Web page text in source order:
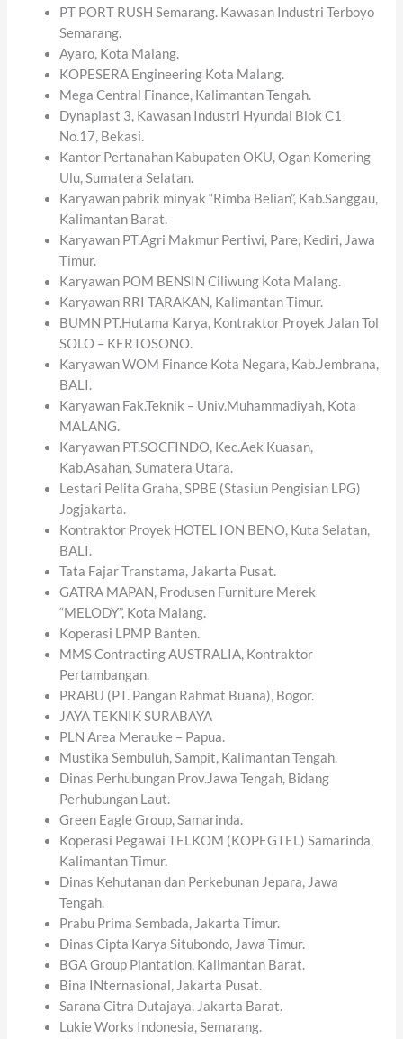
PT PORT RUSH Semarang. Kawasan Industri Terboyo
Semarang.
Ayaro, Kota Malang.
KOPESERA Engineering Kota Malang.
Mega Central Finance, Kalimantan Tengah.
Dynaplast 3, Kawasan Industri Hyundai Blok C1
No.17, Bekasi.
Kantor Pertanahan Kabupaten OKU, Ogan Komering
Ulu, Sumatera Selatan.
Karyawan pabrik minyak “Rimba Belian”, Kab.Sanggau,
Kalimantan Barat.
Karyawan PT.Agri Makmur Pertiwi, Pare, Kediri, Jawa
Timur.
Karyawan POM BENSIN Ciliwung Kota Malang.
Karyawan RRI TARAKAN, Kalimantan Timur.
BUMN PT.Hutama Karya, Kontraktor Proyek Jalan Tol
SOLO – KERTOSONO.
Karyawan WOM Finance Kota Negara, Kab.Jembrana,
BALI.
Karyawan Fak.Teknik – Univ.Muhammadiyah, Kota
MALANG.
Karyawan PT.SOCFINDO, Kec.Aek Kuasan,
Kab.Asahan, Sumatera Utara.
Lestari Pelita Graha, SPBE (Stasiun Pengisian LPG)
Jogjakarta.
Kontraktor Proyek HOTEL ION BENO, Kuta Selatan,
BALI.
Tata Fajar Transtama, Jakarta Pusat.
GATRA MAPAN, Produsen Furniture Merek
“MELODY”, Kota Malang.
Koperasi LPMP Banten.
MMS Contracting AUSTRALIA, Kontraktor
Pertambangan.
PRABU (PT. Pangan Rahmat Buana), Bogor.
JAYA TEKNIK SURABAYA
PLN Area Merauke – Papua.
Mustika Sembuluh, Sampit, Kalimantan Tengah.
Dinas Perhubungan Prov.Jawa Tengah, Bidang
Perhubungan Laut.
Green Eagle Group, Samarinda.
Koperasi Pegawai TELKOM (KOPEGTEL) Samarinda,
Kalimantan Timur.
Dinas Kehutanan dan Perkebunan Jepara, Jawa
Tengah.
Prabu Prima Sembada, Jakarta Timur.
Dinas Cipta Karya Situbondo, Jawa Timur.
BGA Group Plantation, Kalimantan Barat.
Bina INternasional, Jakarta Pusat.
Sarana Citra Dutajaya, Jakarta Barat.
Lukie Works Indonesia, Semarang.